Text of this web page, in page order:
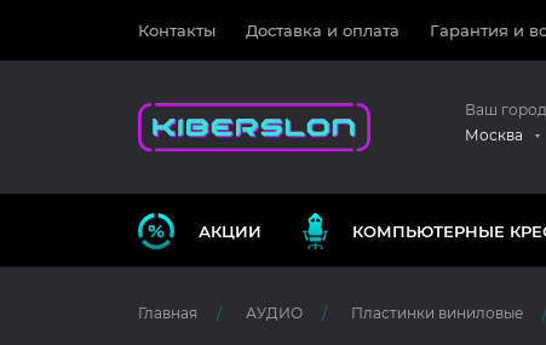
Контакты Доставка и оплата Гарантия и
Ваш город
Москва
АКЦИИ КОМПЬЮТЕРНЫЕ
Главная АУДИО Пластинки виниловые